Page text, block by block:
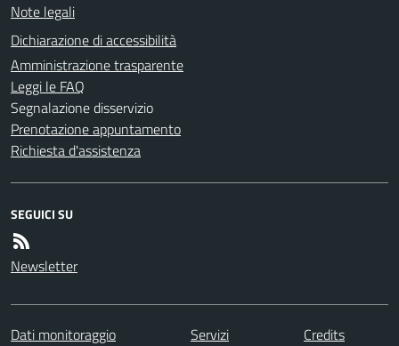
Note legali
Dichiarazione di accessibilità
Amministrazione trasparente
Leggi le FAQ
Segnalazione disservizio
Prenotazione appuntamento
Richiesta d'assistenza
SEGUICI SU
Newsletter
Dati monitoraggio Servizi
Credits